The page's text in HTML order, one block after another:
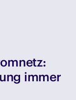
immer